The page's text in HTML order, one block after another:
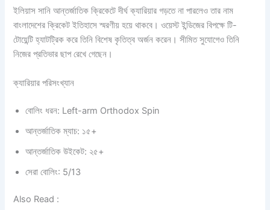
ইলিয়াস সানি আন্তর্জাতিক ক্রিকেটে দীর্ঘ ক্যারিয়ার গড়তে না পারলেও তার নাম
বাংলাদেশের ক্রিকেট ইতিহাসে স্মরণীয় হয়ে থাকবে। ওয়েস্ট ইন্ডিজের বিপক্ষে টি-
টোয়েন্টি হ্যাটট্রিক করে তিনি বিশেষ কৃতিত্ব অর্জন করেন। সীমিত সুযোগেও তিনি
নিজের প্রতিভার ছাপ রেখে গেছেন।
ক্যারিয়ার পরিসংখ্যান
বোলিং ধরন: Left-arm Orthodox Spin
আন্তর্জাতিক ম্যাচ: ১৫+
আন্তর্জাতিক উইকেট: ২৫+
সেরা বোলিং: 5/13
Also Read :